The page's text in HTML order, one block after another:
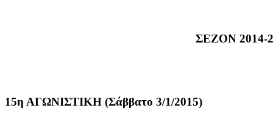
ΣΕΖΟΝ 2014-
15η ΑΓΩΝΙΣΤΙΚΗ (Σάββατο 3/1/2015)